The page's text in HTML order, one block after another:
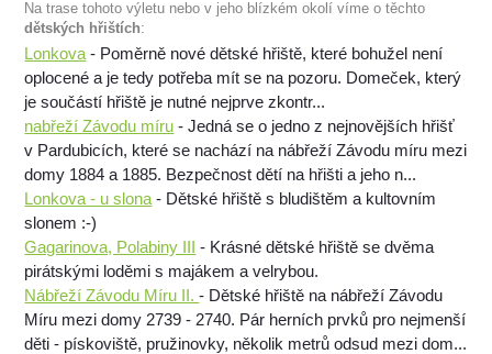
Na trase tohoto výletu nebo v jeho blízkém okolí víme o těchto
dětských hřištích:
Lonkova - Poměrně nové dětské hřiště, které bohužel není
oplocené a je tedy potřeba mít se na pozoru. Domeček, který
je součástí hřiště je nutné nejprve zkontr...
nabřeží Závodu míru - Jedná se o jedno z nejnovějších hřišť
v Pardubicích, které se nachází na nábřeží Závodu míru mezi
domy 1884 a 1885. Bezpečnost dětí na hřišti a jeho n...
Lonkova - u slona - Dětské hřiště s bludištěm a kultovním
slonem :-)
Gagarinova, Polabiny III - Krásné dětské hřiště se dvěma
pirátskými loděmi s majákem a velrybou.
Nábřeží Závodu Míru II.- Dětské hřiště na nábřeží Závodu
Míru mezi domy 2739 - 2740. Pár herních prvků pro nejmenší
děti - pískoviště, pružinovky, několik metrů odsud mezi dom...